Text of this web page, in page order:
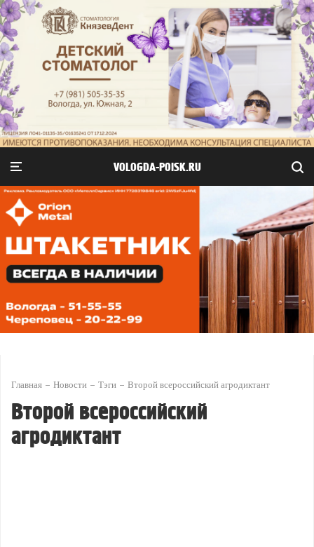
VOLOGDA-POISK.RU
Главная Новости Тэги Второй всероссийский агродиктант
Второй всероссийский
агродиктант